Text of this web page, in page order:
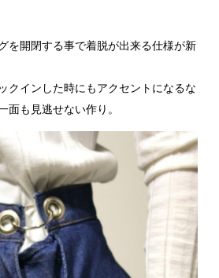
を開閉する事で着脱が出来る仕様が新
クインした時にもアクセントになるな
面も見逃せない作り。